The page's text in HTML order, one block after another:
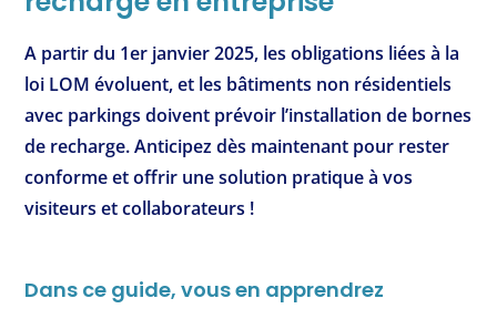
A partir du 1er janvier 2025, les obligations liées à la
loi LOM évoluent, et les bâtiments non résidentiels
avec parkings doivent prévoir l’installation de bornes
de recharge. Anticipez dès maintenant pour rester
conforme et offrir une solution pratique à vos
visiteurs et collaborateurs !
Dans ce guide, vous en apprendrez